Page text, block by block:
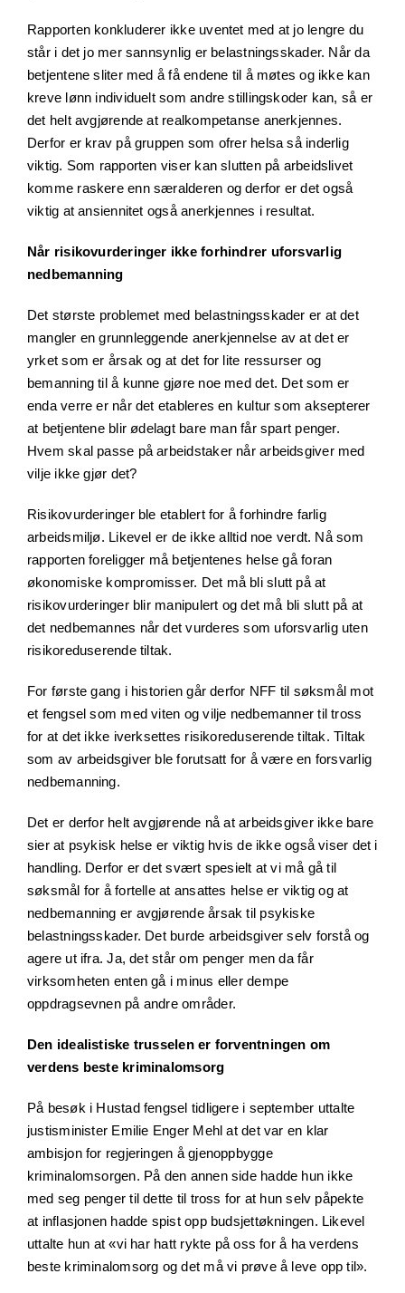
Rapporten konkluderer ikke uventet med at jo lengre du
står i det jo mer sannsynlig er belastningsskader. Når da
betjentene sliter med å få endene til å møtes og ikke kan
kreve lønn individuelt som andre stillingskoder kan, så er
det helt avgjørende at realkompetanse anerkjennes.
Derfor er krav på gruppen som ofrer helsa så inderlig
viktig. Som rapporten viser kan slutten på arbeidslivet
komme raskere enn særalderen og derfor er det også
viktig at ansiennitet også anerkjennes i resultat.
Når risikovurderinger ikke forhindrer uforsvarlig
nedbemanning
Det største problemet med belastningsskader er at det
mangler en grunnleggende anerkjennelse av at det er
yrket som er årsak og at det for lite ressurser og
bemanning til å kunne gjøre noe med det. Det som er
enda verre er når det etableres en kultur som aksepterer
at betjentene blir ødelagt bare man får spart penger.
Hvem skal passe på arbeidstaker når arbeidsgiver med
vilje ikke gjør det?
Risikovurderinger ble etablert for å forhindre farlig
arbeidsmiljø. Likevel er de ikke alltid noe verdt. Nå som
rapporten foreligger må betjentenes helse gå foran
økonomiske kompromisser. Det må bli slutt på at
risikovurderinger blir manipulert og det må bli slutt på at
det nedbemannes når det vurderes som uforsvarlig uten
risikoreduserende tiltak.
For første gang i historien går derfor NFF til søksmål mot
et fengsel som med viten og vilje nedbemanner til tross
for at det ikke iverksettes risikoreduserende tiltak. Tiltak
som av arbeidsgiver ble forutsatt for å være en forsvarlig
nedbemanning.
Det er derfor helt avgjørende nå at arbeidsgiver ikke bare
sier at psykisk helse er viktig hvis de ikke også viser det i
handling. Derfor er det svært spesielt at vi må gå til
søksmål for å fortelle at ansattes helse er viktig og at
nedbemanning er avgjørende årsak til psykiske
belastningsskader. Det burde arbeidsgiver selv forstå og
agere ut ifra. Ja, det står om penger men da får
virksomheten enten gå i minus eller dempe
oppdragsevnen på andre områder.
Den idealistiske trusselen er forventningen om
verdens beste kriminalomsorg
På besøk i Hustad fengsel tidligere i september uttalte
justisminister Emilie Enger Mehl at det var en klar
ambisjon for regjeringen å gjenoppbygge
kriminalomsorgen. På den annen side hadde hun ikke
med seg penger til dette til tross for at hun selv påpekte
at inflasjonen hadde spist opp budsjettøkningen. Likevel
uttalte hun at «vi har hatt rykte på oss for å ha verdens
beste kriminalomsorg og det må vi prøve å leve opp til».